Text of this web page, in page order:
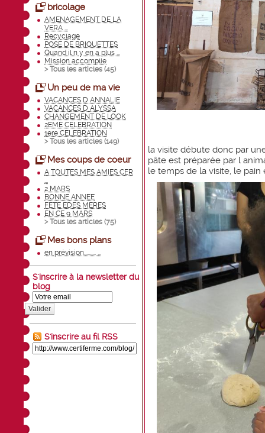
bricolage
AMENAGEMENT DE LA
VERA ...
Recyclage
POSE DE BRIQUETTES
Quand il n y en a plus ...
Mission accomplie
> Tous les articles (45)
Un peu de ma vie
VACANCES D ANNALIE
VACANCES D ALYSSA
CHANGEMENT DE LOOK
2EME CELEBRATION
1ere CELEBRATION
> Tous les articles (149)
Mes coups de coeur
A TOUTES MES AMIES CER
...
2 MARS
BONNE ANNEE
FETE EDES MERES
EN CE 9 MARS
> Tous les articles (75)
Mes bons plans
en prévision.......... ...
S'inscrire à la newsletter du
blog
Valider
S'inscrire au fil RSS
la visite débute donc par
pâte est préparée par l
le temps de la visite, le